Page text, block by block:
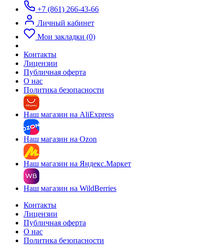
+7 (861) 266-43-66
Личный кабинет
Мои закладки (0)
Контакты
Лицензии
Публичная оферта
О нас
Политика безопасности
Наш магазин на AliExpress
Наш магазин на Ozon
Наш магазин на Яндекс.Маркет
Наш магазин на WildBerries
Контакты
Лицензии
Публичная оферта
О нас
Политика безопасности